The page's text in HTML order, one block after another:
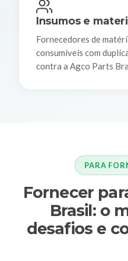
Insumos e
Fornecedores de
consumíveis com
contra a Agco Parts
PARA
Fornecer
Brasil: o
desafios e